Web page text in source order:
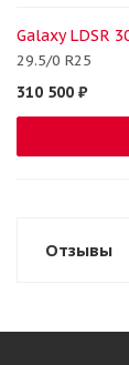
Galaxy LDSR
29.5/0 R25
310 500 ₽
Отзывы